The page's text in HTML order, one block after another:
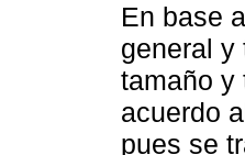
En base
general y
tamaño y
acuerdo
pues se